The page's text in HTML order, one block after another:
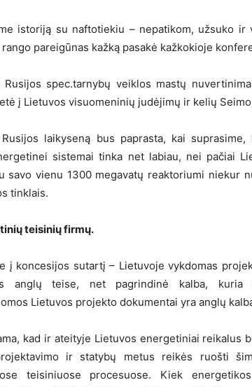
istoriją su naftotiekiu – nepatikom, užsuko ir
pareigūnas kažką pasakė kažkokioje
Rusijos spec.tarnybų veiklos mastų
į Lietuvos visuomeninių judėjimų ir kelių
Rusijos laikyseną bus paprasta, kai
sistemai tinka net labiau, nei pačiai
savo vienu 1300 megavatų reaktoriumi niekur
tinklais.
teisinių firmų.
į koncesijos sutartį – Lietuvoje vykdomas
anglų teise, net pagrindinė kalba, kuria
Lietuvos projekto dokumentai yra anglų
kad ir ateityje Lietuvos energetiniai reikalus
ir statybų metus reikės ruošti
teisiniuose procesuose. Kiek